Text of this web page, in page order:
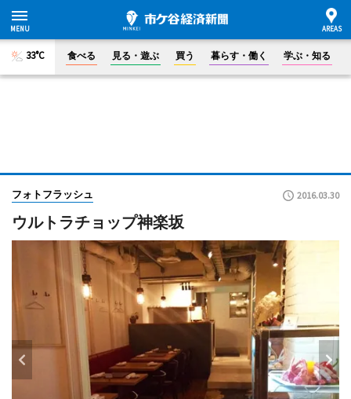
33°C 食べる 見る・遊ぶ 買う 暮らす・働く 学ぶ・知る
フォトフラッシュ 2016.03.30
ウルトラチョップ神楽坂